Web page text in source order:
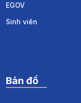
EGOV
Sinh viên
Bản đồ